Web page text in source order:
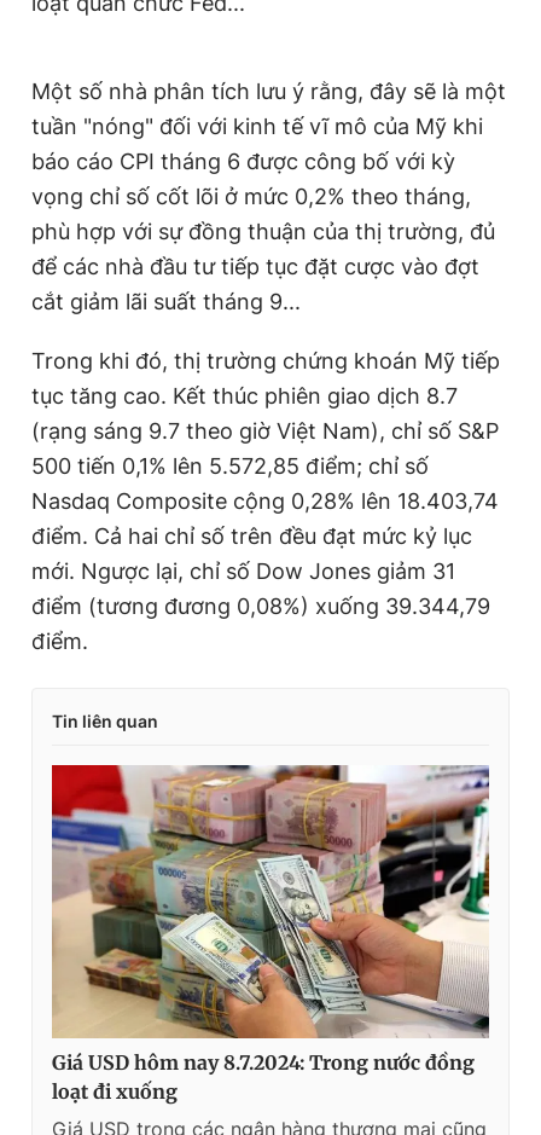
Một số nhà phân tích lưu ý rằng, đây sẽ là một
tuần "nóng" đối với kinh tế vĩ mô của Mỹ khi
báo cáo CPI tháng 6 được công bố với kỳ
vọng chỉ số cốt lõi ở mức 0,2% theo tháng,
phù hợp với sự đồng thuận của thị trường, đủ
để các nhà đầu tư tiếp tục đặt cược vào đợt
cắt giảm lãi suất tháng 9...
Trong khi đó, thị trường chứng khoán Mỹ tiếp
tục tăng cao. Kết thúc phiên giao dịch 8.7
(rạng sáng 9.7 theo giờ Việt Nam), chỉ số S&P
500 tiến 0,1% lên 5.572,85 điểm; chỉ số
Nasdaq Composite cộng 0,28% lên 18.403,74
điểm. Cả hai chỉ số trên đều đạt mức kỷ lục
mới. Ngược lại, chỉ số Dow Jones giảm 31
điểm (tương đương 0,08%) xuống 39.344,79
điểm.
Tin liên quan
Giá USD hôm nay 8.7.2024: Trong nước đồng
loạt đi xuống
Giá USD trong các ngân hàng thương mại cũng